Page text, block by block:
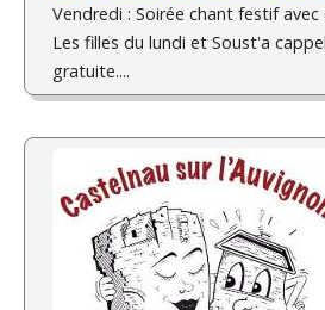
Vendredi : Soirée chant festif avec
Les filles du lundi et Soust'a
gratuite....